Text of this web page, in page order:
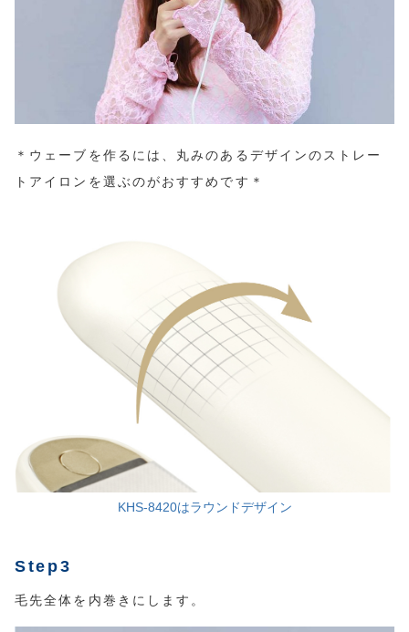
＊ウェーブを作るには、丸みのあるデザインのストレー
トアイロンを選ぶのがおすすめです＊
KHS-8420はラウンドデザイン
Step3
毛先全体を内巻きにします。